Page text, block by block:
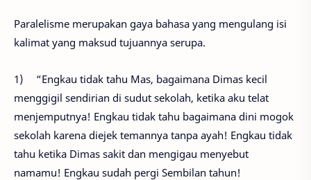
Paralelisme merupakan gaya bahasa yang mengulang isi
kalimat yang maksud tujuannya serupa.
1)
“Engkau tidak tahu Mas, bagaimana Dimas kecil
menggigil sendirian di sudut sekolah, ketika aku telat
menjemputnya! Engkau tidak tahu bagaimana dini mogok
sekolah karena diejek temannya tanpa ayah! Engkau tidak
tahu ketika Dimas sakit dan mengigau menyebut
namamu! Engkau sudah pergi Sembilan tahun!